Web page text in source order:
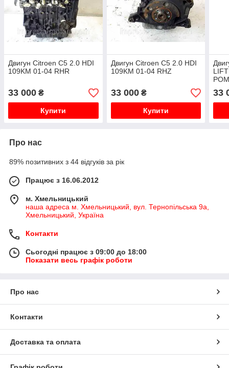
Двигун Citroen C5 2.0 HDI
109KM 01-04 RHR
33 000 ₴
Купити
Двигун Citroen C5 2.0 HDI
109KM 01-04 RHZ
33 000₴
Купити
33
Про нас
89% позитивних з 44 відгуків за рік
Працює з 16.06.2012
м. Хмельницький
наша адреса м. Хмельницький, вул. Тернопільська 9а,
Хмельницький, Україна
Контакти
Сьогодні працює з 09:00 до 18:00
Показати весь графік роботи
Про нас
Контакти
Доставка та оплата